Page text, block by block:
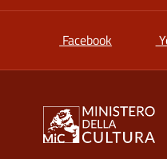
Facebooksi apre in